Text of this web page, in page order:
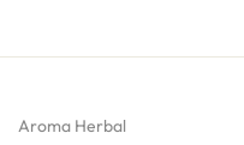
Aroma Herbal